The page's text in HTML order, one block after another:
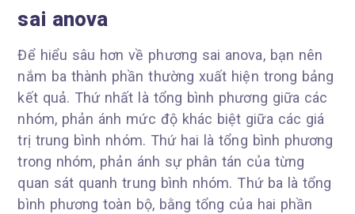
sai anova
Để hiểu sâu hơn về phương sai anova, bạn nên
nắm ba thành phần thường xuất hiện trong bảng
kết quả. Thứ nhất là tổng bình phương giữa các
nhóm, phản ánh mức độ khác biệt giữa các giá
trị trung bình nhóm. Thứ hai là tổng bình phương
trong nhóm, phản ánh sự phân tán của từng
quan sát quanh trung bình nhóm. Thứ ba là tổng
bình phương toàn bộ, bằng tổng của hai phần